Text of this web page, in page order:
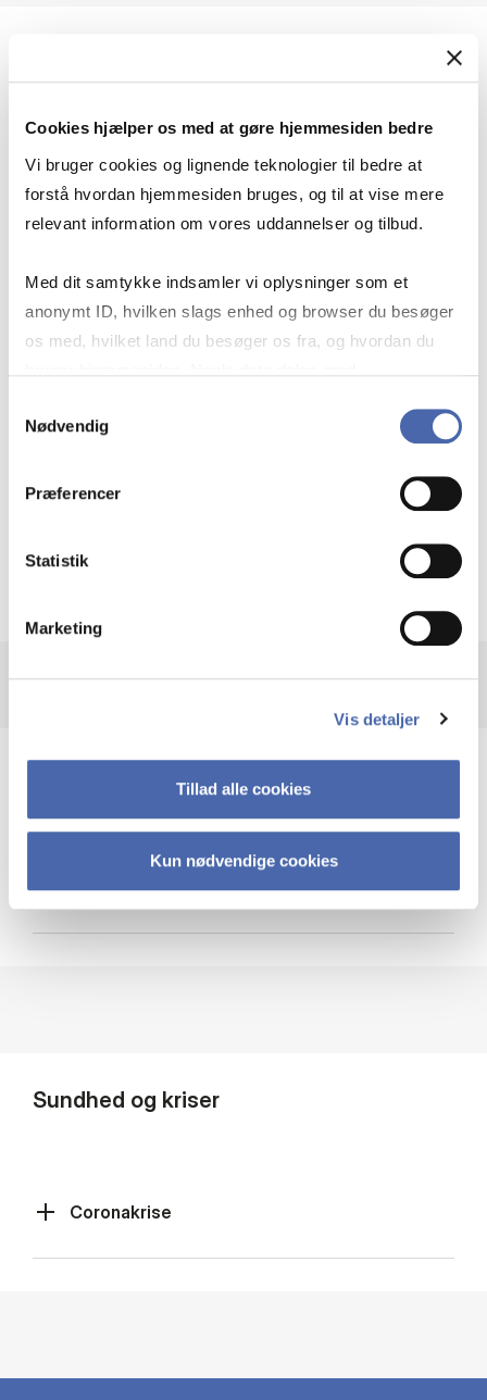
Cookies hjælper os med at gøre hjemmesiden bedre
Vi bruger cookies og lignende teknologier til bedre at
forstå hvordan hjemmesiden bruges, og til at vise mere
relevant information om vores uddannelser og tilbud.
Med dit samtykke indsamler vi oplysninger som et
anonymt ID, hvilken slags enhed og browser du besøger
os med, hvilket land du besøger os fra, og hvordan du
markedsføring. Du bestemmer selv - og kan altid trække
Nødvendig
Præferencer
Statistik
Marketing
Vis detaljer
Tillad alle cookies
Kun nødvendige cookies
Geopolitik og businesssikkerhed
navigerer man som virksomhed?
Krigen i Ukraine
Cybersikkerhed
Sundhed og kriser
Coronakrise